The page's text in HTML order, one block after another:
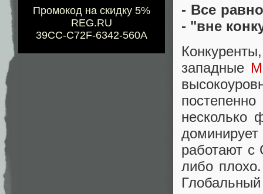
Промокод на скидку 5%
REG.RU
39CC-C72F-6342-560A
- Все
- "вне
западные
несколько
работают
либо